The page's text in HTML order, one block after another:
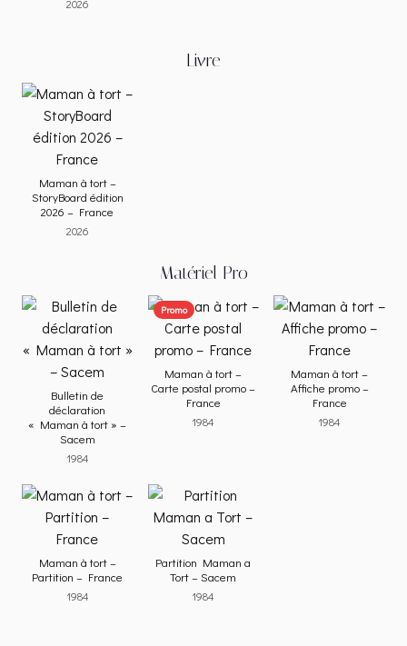
2026
Livre
Maman à tort –
StoryBoard édition
2026 – France
2026
Matériel Pro
Bulletin de
déclaration
« Maman à tort » –
Sacem
1984
Promo
Maman à tort –
Carte postal promo –
France
1984
Maman à tort –
Affiche promo –
France
1984
Maman à tort –
Partition – France
1984
Partition Maman a
Tort – Sacem
1984